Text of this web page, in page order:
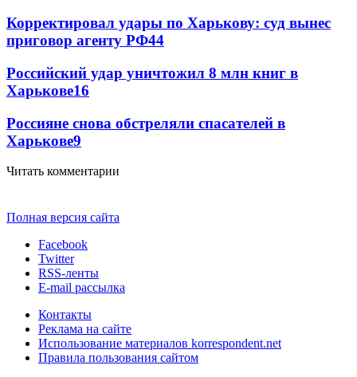
Корректировал удары по Харькову: суд вынес
приговор агенту РФ44
Российский удар уничтожил 8 млн книг в
Харькове16
Россияне снова обстреляли спасателей в
Харькове9
Читать комментарии
Полная версия сайта
Facebook
Twitter
RSS-ленты
E-mail рассылка
Контакты
Реклама на сайте
Использование материалов korrespondent.net
Правила пользования сайтом